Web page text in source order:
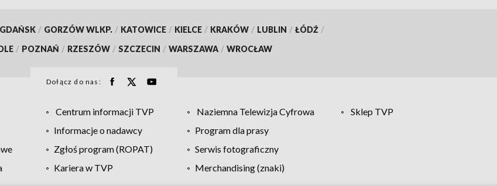
GDAŃSK / GORZÓW WLKP. / KATOWICE / KIELCE / KRAKÓW / LUBLIN / ŁÓDŹ /
/ POZNAŃ / RZESZÓW / SZCZECIN / WARSZAWA / WROCŁAW
Dołącz do nas:
Centrum informacji TVP Naziemna Telewizja Cyfrowa
Sklep TVP
Informacje o nadawcy
Program dla prasy
Zgłoś program (ROPAT)
Serwis fotograficzny
Kariera w TVP
Merchandising (znaki)